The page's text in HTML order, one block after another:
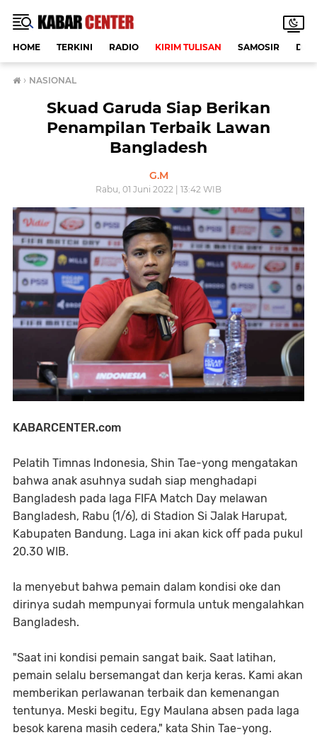
HOME TERKINI RADIO KIRIM TULISAN SAMOSIR
› NASIONAL
Skuad Garuda Siap Berikan
Penampilan Terbaik Lawan
Bangladesh
G.M
Rabu, 01 Juni 2022 | 13:42 WIB
KABARCENTER.com
Pelatih Timnas Indonesia, Shin Tae-yong mengatakan
bahwa anak asuhnya sudah siap menghadapi
Bangladesh pada laga FIFA Match Day melawan
Bangladesh, Rabu (1/6), di Stadion Si Jalak Harupat,
Kabupaten Bandung. Laga ini akan kick off pada pukul
20.30 WIB.
Ia menyebut bahwa pemain dalam kondisi oke dan
dirinya sudah mempunyai formula untuk mengalahkan
Bangladesh.
"Saat ini kondisi pemain sangat baik. Saat latihan,
pemain selalu bersemangat dan kerja keras. Kami akan
memberikan perlawanan terbaik dan kemenangan
tentunya. Meski begitu, Egy Maulana absen pada laga
besok karena masih cedera," kata Shin Tae-yong.